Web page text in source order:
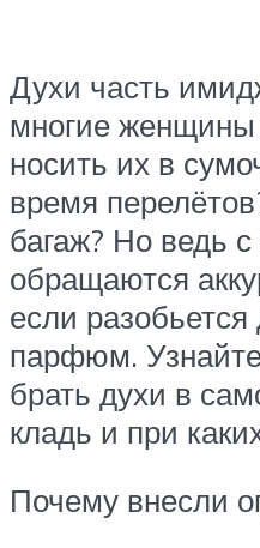
Духи часть
многие женщины
носить их в
время
багаж? Но ведь
обращаются
если
парфюм.
брать духи в
кладь и при
Почему внесли